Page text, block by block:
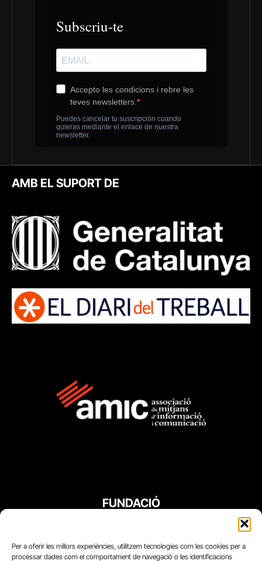
Per a oferir les millors experiències, utilitzem tecnologies com les cookies per a
processar dades com el comportament de navegació o les identificacions
AMB EL SUPORT DE
FUNDACIÓ